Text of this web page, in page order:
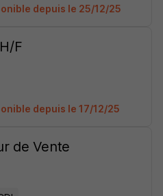
depuis le 25/12/25
F
depuis le 17/12/25
de Vente